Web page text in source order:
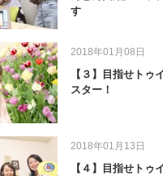
す
2018年01月08日
【３】目指せトゥ
スター！
2018年01月13日
【４】目指せトゥ